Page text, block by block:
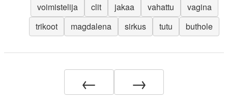
voimistelija
clit jakaa vahattu
vagina
trikoot
magdalena sirkus tutu buthole
← →